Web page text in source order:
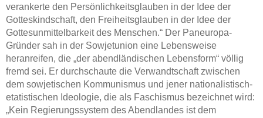
verankerte den Persönlichkeitsglauben in der Idee der
Gotteskindschaft, den Freiheitsglauben in der Idee der
Gottesunmittelbarkeit des Menschen.“ Der Paneuropa-
Gründer sah in der Sowjetunion eine Lebensweise
heranreifen, die „der abendländischen Lebensform“ völlig
fremd sei. Er durchschaute die Verwandtschaft zwischen
dem sowjetischen Kommunismus und jener nationalistisch-
etatistischen Ideologie, die als Faschismus bezeichnet wird:
„Kein Regierungssystem des Abendlandes ist dem